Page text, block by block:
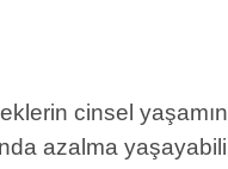
cinsel
azalma